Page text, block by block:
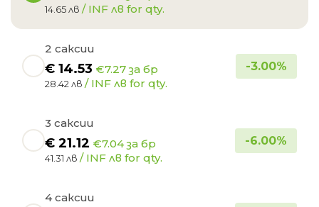
14.65 лв / INF лв for qty.
2 саксии
€ 14.53 €7.27 за бр
28.42 лв / INF лв for qty.
-3.00%
3 саксии
€ 21.12 €7.04 за бр
41.31 лв / INF лв for qty.
-6.00%
4 саксии